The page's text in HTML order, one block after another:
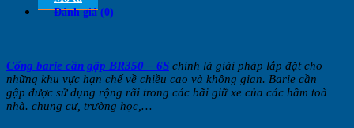
Đánh giá (0)
Cổng barie cần gập BR350 – 6S chính là giải pháp lắp đặt cho
những khu vực hạn chế về chiều cao và không gian. Barie cần
gập được sử dụng rộng rãi trong các bãi giữ xe của các hầm toà
nhà. chung cư, trường học,…